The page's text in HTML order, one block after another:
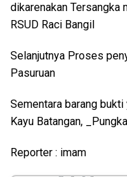
dikarenakan Tersangka
RSUD Raci Bangil
Selanjutnya Proses
Pasuruan
Sementara barang
Kayu Batangan,
Reporter : imam